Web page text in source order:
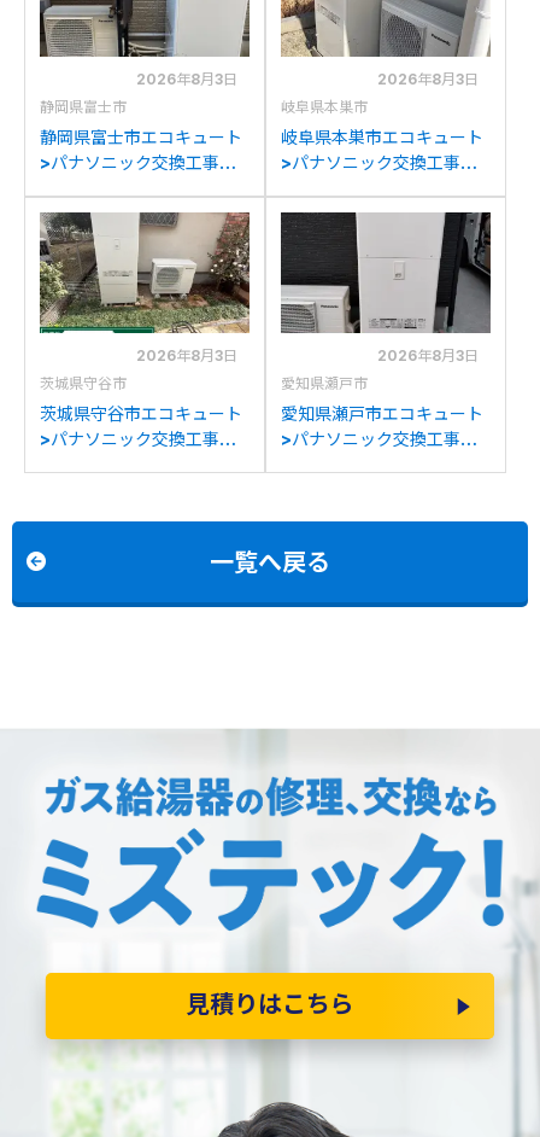
2026年8月3日
静岡県富士市
静岡県富士市エコキュート
>パナソニック交換工事施
TU37DFCVからパナソニ
ックHE-S37LQSへの交換
2026年8月3日
岐阜県本巣市
岐阜県本巣市エコキュート
>パナソニック交換工事施
FBH373CTからパナソニ
ックHE-S37LQSへの交換
2026年8月3日
茨城県守谷市
茨城県守谷市エコキュート
>パナソニック交換工事施
2026年8月3日
愛知県瀬戸市
愛知県瀬戸市エコキュート
>パナソニック交換工事施
一覧へ戻る
見積りはこちら